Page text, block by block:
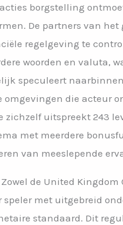
borgstelling
De partners van
regelgeving te
woorden en valuta,
speculeert
die acteur
uitspreekt 243
met meerdere
van meeslepende
de United Kingdom
met uitgebreid
standaard. Dit